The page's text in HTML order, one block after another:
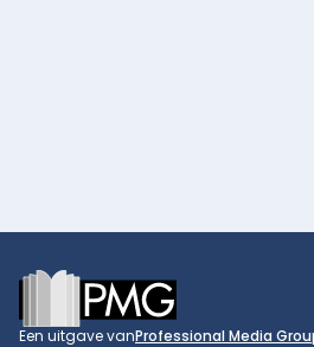
Footer
Een uitgave vanProfessional Media